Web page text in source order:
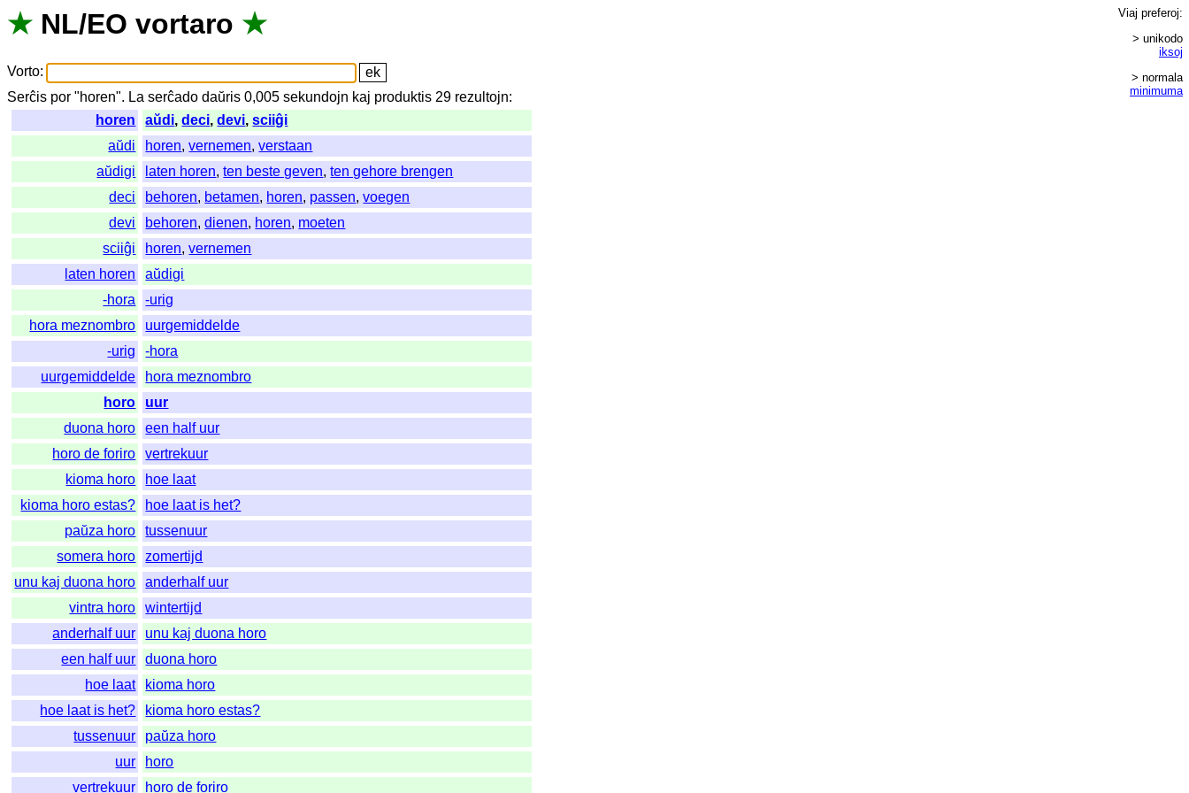
★ NL/EO vortaro ★
Vorto:
Serĉis por "horen". La serĉado daŭris 0,005sekundojn kaj produktis 29 rezultojn:
horen
aŭdi,deci,devi,sciiĝi
aŭdi
horen,vernemen,verstaan
aŭdigi
laten horen,ten beste geven,ten gehore brengen
deci
behoren, betamen, horen, passen,voegen
devi
behoren,dienen, horen, moeten
sciiĝi
horen,vernemen
laten horen
aŭdigi
-hora
-urig
hora meznombro
uurgemiddelde
-urig
-hora
uurgemiddelde
hora meznombro
horo
uur
duona horo
een half uur
horo de foriro
vertrekuur
kioma horo
hoe laat
kioma horo estas?
hoe laat is het?
paŭza horo
tussenuur
somera horo
zomertijd
unu kaj duona horo
anderhalf uur
vintra horo
wintertijd
anderhalf uur
unu kaj duona horo
een half uur
duona horo
hoe laat
kioma horo
hoe laat is het?
kioma horo estas?
tussenuur
paŭza horo
uur
horo
vertrekuur
horo de foriro
Viaj preferoj:
> unikodo
iksoj
> normala
minimuma